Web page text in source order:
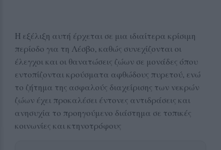
Η εξέλιξη αυτή έρχεται σε μια ιδιαίτερα κρίσιμη
περίοδο για τη Λέσβο, καθώς συνεχίζονται οι
έλεγχοι και οι θανατώσεις ζώων σε μονάδες όπου
εντοπίζονται κρούσματα αφθώδους πυρετού, ενώ
το ζήτημα της ασφαλούς διαχείρισης των νεκρών
ζώων έχει προκαλέσει έντονες αντιδράσεις και
ανησυχία το προηγούμενο διάστημα σε τοπικές
κοινωνίες και κτηνοτρόφους